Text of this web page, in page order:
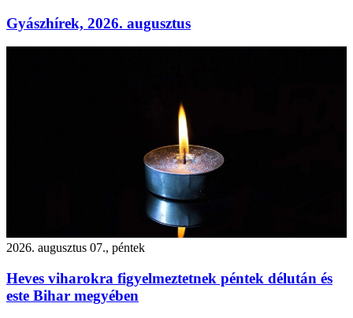
Gyászhírek, 2026. augusztus
2026. augusztus 07., péntek
Heves viharokra figyelmeztetnek péntek délután és
este Bihar megyében